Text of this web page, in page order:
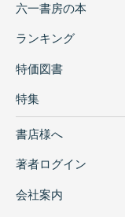
六一書房の本
ランキング
特価図書
特集
書店様へ
著者ログイン
会社案内